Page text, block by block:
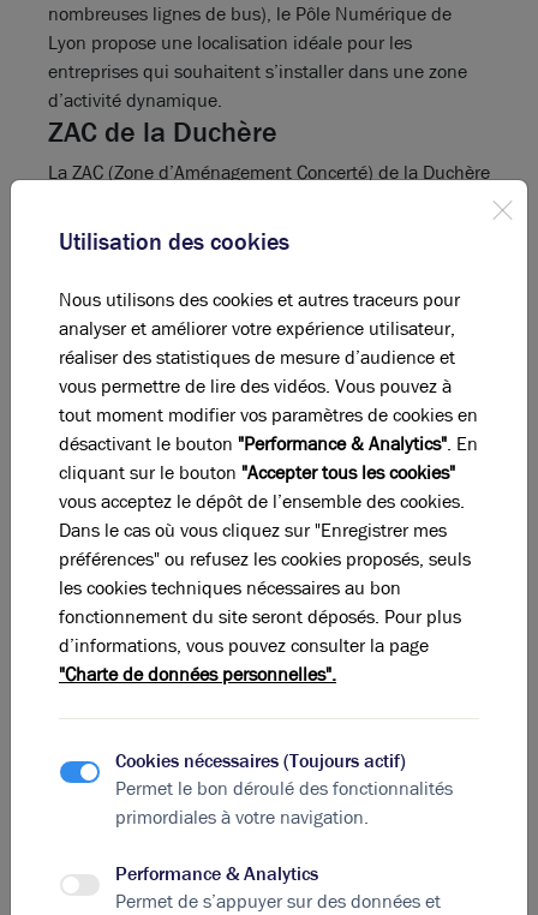
nombreuses lignes de bus), le Pôle Numérique de
Lyon propose une localisation idéale pour les
entreprises qui souhaitent s’installer dans une zone
d’activité dynamique.
ZAC de la Duchère
La ZAC (Zone d’Aménagement Concerté) de la Duchère
pour but de mettre en place un renouvellement urbain
l’aménagement des espaces publics naturels.
La convention publique d’aménagement a été confiée
à la SERL (Société d’Équipement et aménageur urbain
du Rhône et de Lyon). Deux îlots tertiaires sont en
place depuis 2012 avec le Médicentre et le Yellow
Square. D’ici 2018-2019, elle accueillera une nouvelle
zone d’activité avec 5 000m² supplémentaires de
bureaux, 2 000m² d’ateliers et un hôtel 3 étoiles avec
centaine de chambres. La Duchère fait partie
intégrante du 2
ème pôle tertiaire de l’agglomération
lyonnaise avec près de 6 600 établissements et
40 000 emplois.
Elle bénéficie du dispositif de
Zone Franche Urbaine –
Territoires Entrepreneurs (ZFU-TE)
qui permet aux
entreprises de profiter d’une exonération fiscale sous
certaines conditions. Une raison de plus pour les
entreprises qui souhaiteraient s’installer et se
développer en région lyonnaise, de choisir le 9
arrondissement.
Utilisation des cookies
Nous utilisons des cookies et autres traceurs pour
analyser et améliorer votre expérience utilisateur,
réaliser des statistiques de mesure d’audience et
vous permettre de lire des vidéos. Vous pouvez à
tout moment modifier vos paramètres de cookies en
désactivant le bouton "Performance & Analytics". En
cliquant sur le bouton "Accepter tous les cookies"
vous acceptez le dépôt de l’ensemble des cookies.
Dans le cas où vous cliquez sur "Enregistrer mes
préférences" ou refusez les cookies proposés, seuls
les cookies techniques nécessaires au bon
fonctionnement du site seront déposés. Pour plus
d’informations, vous pouvez consulter la page
"Charte de données personnelles".
Cookies nécessaires (Toujours actif)
Permet le bon déroulé des fonctionnalités
primordiales à votre navigation.
Performance & Analytics
Permet de s’appuyer sur des données et